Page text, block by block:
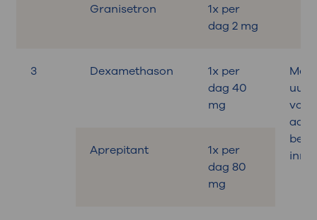
Granisetron
1x per
dag 2 mg
3 Dexamethason
1x per
dag 40
mg
uur
aan
Aprepitant
1x per
dag 80
mg